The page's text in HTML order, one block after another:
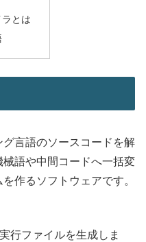
ラとは
言語のソースコードを解
語や中間コードへ一括変
作るソフトウェアです。
行ファイルを生成しま